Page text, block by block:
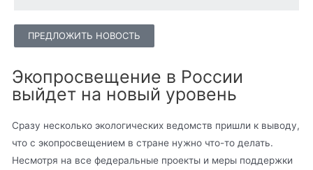
ПРЕДЛОЖИТЬ НОВОСТЬ
Экопросвещение в России
выйдет на новый уровень
Сразу несколько экологических ведомств пришли к выводу,
что с экопросвещением в стране нужно что-то делать.
Несмотря на все федеральные проекты и меры поддержки